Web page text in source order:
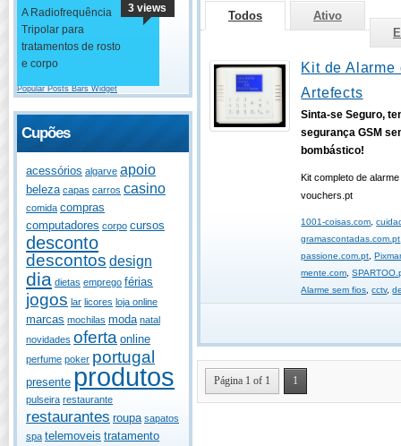
A Radiofrequência
Tripolar para
tratamentos de rosto
e corpo
3 views
Popular Posts Bars Widget
Cupões
acessórios algarve apoio
beleza capas carros casino
comida compras
computadores corpo cursos
desconto
descontos design
dia dietas emprego férias
jogos lar licores loja online
marcas mochilas moda natal
novidades oferta online
perfume poker portugal
presente produtos
pulseira restaurante
restaurantes roupa sapatos
spa telemoveis tratamento
Todos
Ativo
Kit de Alarme
Artefects
Sinta-se Seguro,
segurança GSM
bombástico!
Kit completo de
vouchers.pt
1001-coisas.com ,
gramascontadas.com.pt
passione.com.pt ,
mente.com ,
Alarme sem fios ,cctv,
Página 1 of 1 1